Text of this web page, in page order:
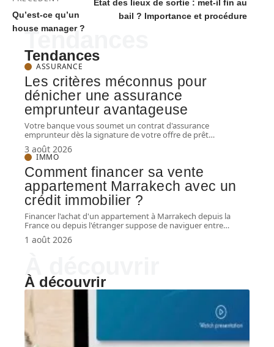
Qu’est-ce qu’un
house manager ?
Etat des lieux de sortie : met-il fin au
bail ? Importance et procédure
Tendances
Tendances
ASSURANCE
Les critères méconnus pour
dénicher une assurance
emprunteur avantageuse
Votre banque vous soumet un contrat d'assurance
emprunteur dès la signature de votre offre de prêt…
3 août 2026
IMMO
Comment financer sa vente
appartement Marrakech avec un
crédit immobilier ?
Financer l'achat d'un appartement à Marrakech depuis la
France ou depuis l'étranger suppose de naviguer entre…
1 août 2026
À découvrir